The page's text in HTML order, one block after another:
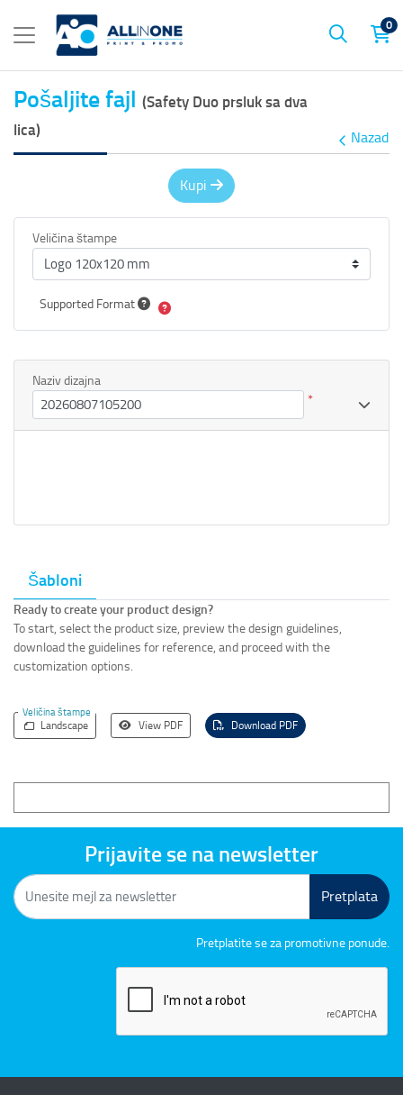
0
Pošaljite fajl (Safety Duo prsluk sa dva
lica)
Nazad
Šabloni
Ready to create your product design?
To start, select the product size, preview the design guidelines,
download the guidelines for reference, and proceed with the
customization options.
Veličina štampe
Landscape View PDF Download PDF
Kupi
Veličina štampe
Supported Format
Naziv dizajna
*
Prijavite se na newsletter
Pretplata
Pretplatite se za promotivne ponude.